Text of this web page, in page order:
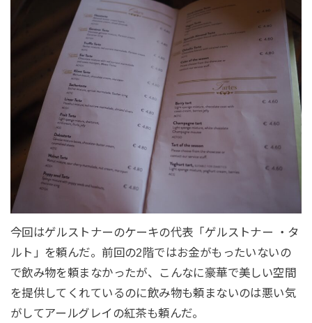
今回はゲルストナーのケーキの代表「ゲルストナー ・タ
ルト」を頼んだ。前回の2階ではお金がもったいないの
で飲み物を頼まなかったが、こんなに豪華で美しい空間
を提供してくれているのに飲み物も頼まないのは悪い気
がしてアールグレイの紅茶も頼んだ。